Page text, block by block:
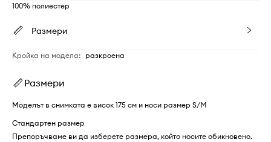
100% полиестер
Размери
Кройка на модела: разкроена
Размери
Моделът в снимката е висок 175 см и носи размер S/M
Стандартен размер
Препоръчваме ви да изберете размера, който носите обикновено.